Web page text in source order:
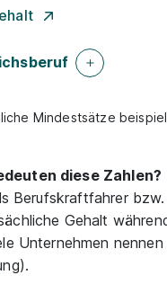
Mindestsätze
diese Zahlen?
Berufskraftfahrer
Gehalt
Unternehmen